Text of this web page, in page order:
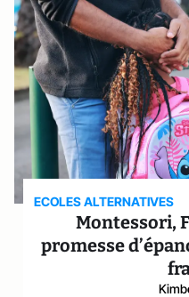
ECOLES ALTERNATIVES
Montessori,
promesse